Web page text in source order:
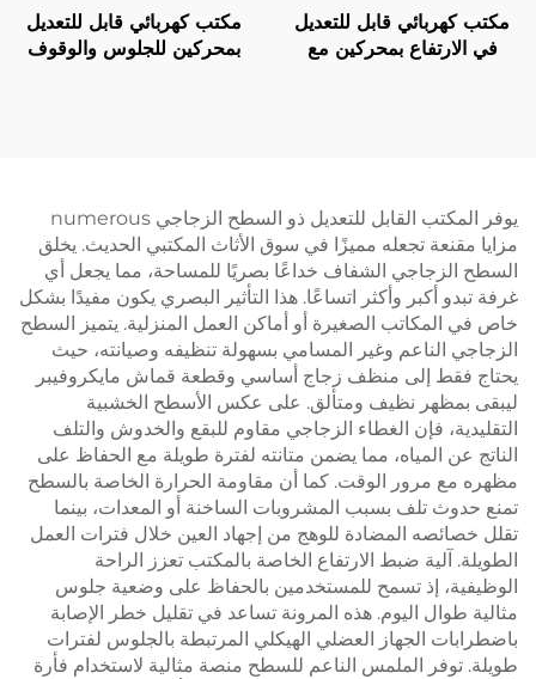
مكتب كهربائي قابل للتعديل
في الارتفاع بمحركين مع
مكتب كهربائي قابل للتعديل
بمحركين للجلوس والوقوف
يوفر المكتب القابل للتعديل ذو السطح الزجاجي numerous
مزايا مقنعة تجعله مميزًا في سوق الأثاث المكتبي الحديث. يخلق
السطح الزجاجي الشفاف خداعًا بصريًا للمساحة، مما يجعل أي
غرفة تبدو أكبر وأكثر اتساعًا. هذا التأثير البصري يكون مفيدًا بشكل
خاص في المكاتب الصغيرة أو أماكن العمل المنزلية. يتميز السطح
الزجاجي الناعم وغير المسامي بسهولة تنظيفه وصيانته، حيث
يحتاج فقط إلى منظف زجاج أساسي وقطعة قماش مايكروفيبر
ليبقى بمظهر نظيف ومتألق. على عكس الأسطح الخشبية
التقليدية، فإن الغطاء الزجاجي مقاوم للبقع والخدوش والتلف
الناتج عن المياه، مما يضمن متانته لفترة طويلة مع الحفاظ على
مظهره مع مرور الوقت. كما أن مقاومة الحرارة الخاصة بالسطح
تمنع حدوث تلف بسبب المشروبات الساخنة أو المعدات، بينما
تقلل خصائصه المضادة للوهج من إجهاد العين خلال فترات العمل
الطويلة. آلية ضبط الارتفاع الخاصة بالمكتب تعزز الراحة
الوظيفية، إذ تسمح للمستخدمين بالحفاظ على وضعية جلوس
مثالية طوال اليوم. هذه المرونة تساعد في تقليل خطر الإصابة
باضطرابات الجهاز العضلي الهيكلي المرتبطة بالجلوس لفترات
طويلة. توفر الملمس الناعم للسطح منصة مثالية لاستخدام فأرة